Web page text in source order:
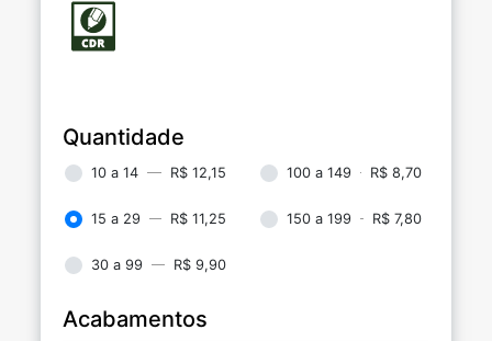
Quantidade
10 a 14 R$ 12,15 100 a 149 R$ 8,70
15 a 29 R$ 11,25 150 a 199 R$ 7,80
30 a 99 R$ 9,90
Acabamentos